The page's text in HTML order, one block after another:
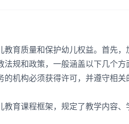
育质量和保护幼儿权益。首先
规和政策，一般涵盖以下几个方
机构必须获得许可，并遵守相
育课程框架，规定了教学内容、